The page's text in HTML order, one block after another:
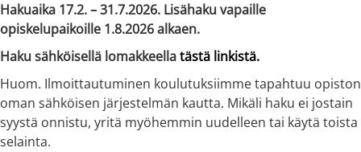
Hakuaika 17.2. –31.7.2026. Lisähaku vapaille
opiskelupaikoille 1.8.2026 alkaen.
Haku sähköisellä lomakkeellatästä linkistä.
Huom. Ilmoittautuminen koulutuksiimme tapahtuu opiston
oman sähköisen järjestelmän kautta. Mikäli haku ei jostain
syystä onnistu, yritä myöhemmin uudelleen tai käytä toista
selainta.